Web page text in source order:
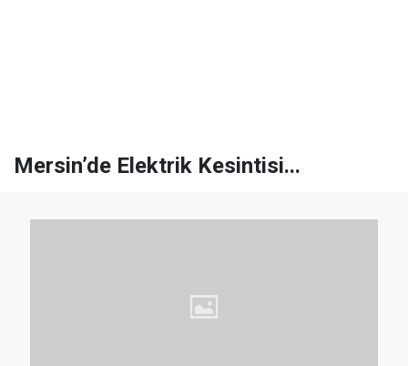
Mersin’de Elektrik Kesintisi...